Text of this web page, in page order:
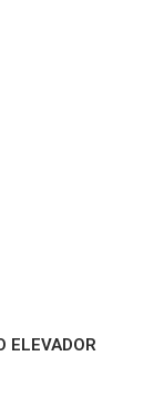
ELEVADOR